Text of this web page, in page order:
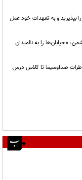
و به تعهدات خود عمل
«خیابان‌ها را به ناامیدان
صداوسیما تا کلاس درس